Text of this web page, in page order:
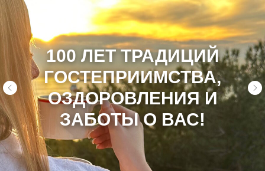
100 ЛЕТ ТРАДИЦИЙ
ГОСТЕПРИИМСТВА,
ОЗДОРОВЛЕНИЯ И
ЗАБОТЫ О ВАС!